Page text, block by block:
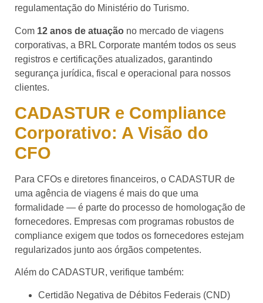
regulamentação do Ministério do Turismo.
Com 12 anos de atuação no mercado de viagens
corporativas, a BRL Corporate mantém todos os seus
registros e certificações atualizados, garantindo
segurança jurídica, fiscal e operacional para nossos
clientes.
CADASTUR e Compliance
Corporativo: A Visão do
CFO
Para CFOs e diretores financeiros, o CADASTUR de
uma agência de viagens é mais do que uma
formalidade — é parte do processo de homologação de
fornecedores. Empresas com programas robustos de
compliance exigem que todos os fornecedores estejam
regularizados junto aos órgãos competentes.
Além do CADASTUR, verifique também:
Certidão Negativa de Débitos Federais (CND)